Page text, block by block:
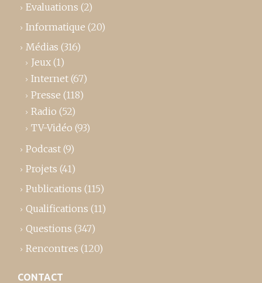
Evaluations (2)
Informatique (20)
Médias (316)
Jeux (1)
Internet (67)
Presse (118)
Radio (52)
TV-Vidéo (93)
Podcast (9)
Projets (41)
Publications (115)
Qualifications (11)
Questions (347)
Rencontres (120)
CONTACT